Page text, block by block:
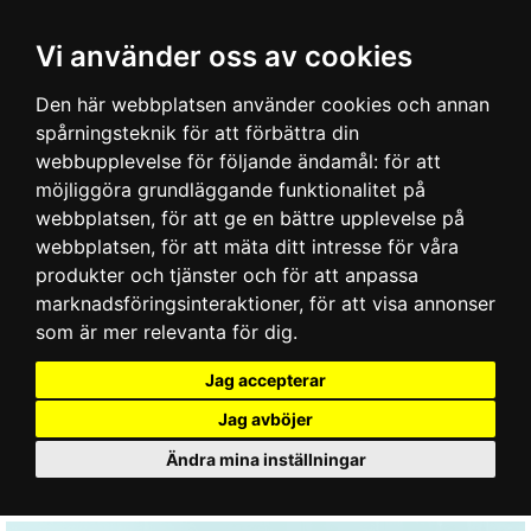
Vi använder oss av cookies
Den här webbplatsen använder cookies och annan
spårningsteknik för att förbättra din
webbupplevelse för följande ändamål: för att
möjliggöra grundläggande funktionalitet på
webbplatsen, för att ge en bättre upplevelse på
webbplatsen, för att mäta ditt intresse för våra
produkter och tjänster och för att anpassa
marknadsföringsinteraktioner, för att visa annonser
som är mer relevanta för dig.
Jag accepterar
Jag avböjer
Ändra mina inställningar